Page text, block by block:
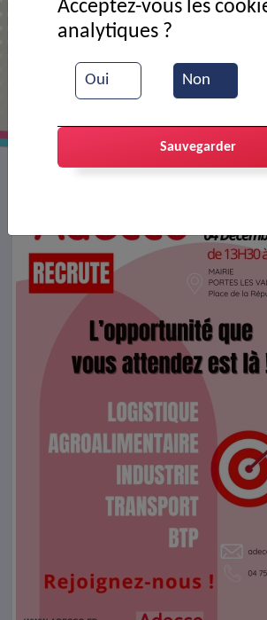
Recrutement
Oui Non
Acceptez-vous les
analytiques ?
Sauvegarder